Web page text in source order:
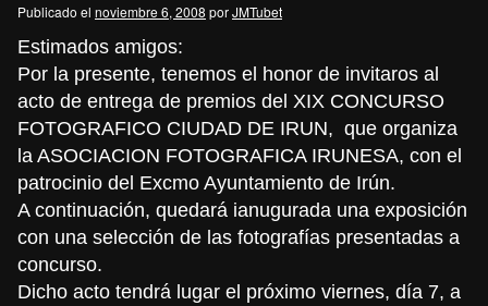
Publicado el noviembre 6, 2008 porJMTubet
Estimados amigos:
Por la presente, tenemos el honor de invitaros al
acto de entrega de premios del XIX CONCURSO
FOTOGRAFICO CIUDAD DE IRUN, que organiza
la ASOCIACION FOTOGRAFICA IRUNESA, con el
patrocinio del Excmo Ayuntamiento de Irún.
A continuación, quedará ianugurada una exposición
con una selección de las fotografías presentadas a
concurso.
Dicho acto tendrá lugar el próximo viernes, día 7, a